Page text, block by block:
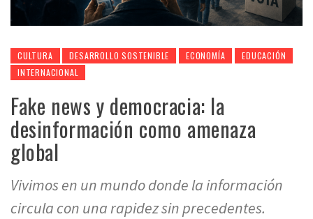
CULTURA DESARROLLO SOSTENIBLE ECONOMÍA
EDUCACIÓN
INTERNACIONAL
Fake news y democracia: la
desinformación como amenaza
global
Vivimos en un mundo donde la información
circula con una rapidez sin precedentes.